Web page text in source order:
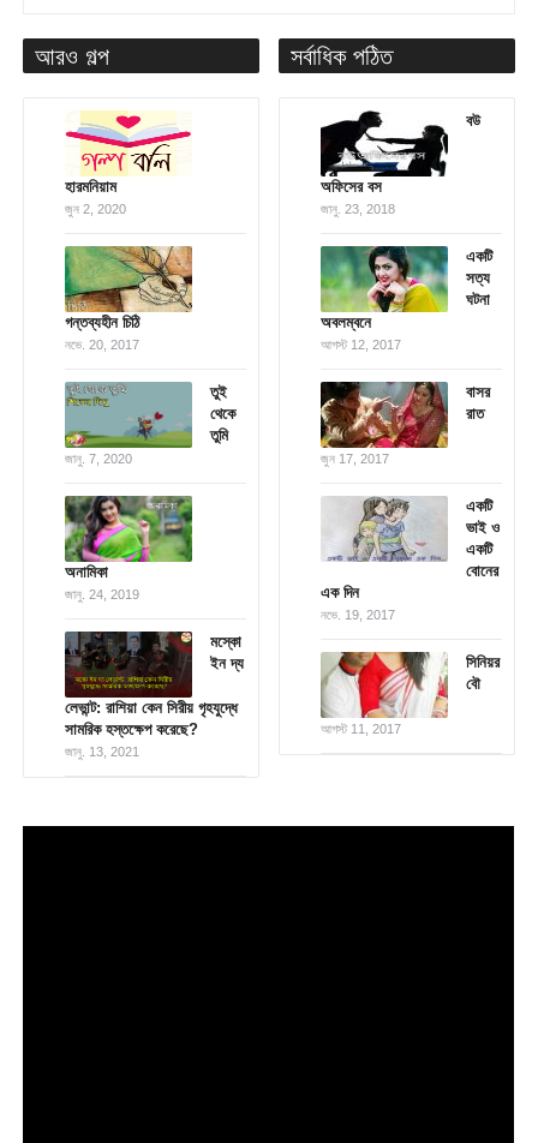
আরও গল্প
হারমনিয়াম
জুন 2, 2020
গন্তব্যহীন চিঠি
নভে. 20, 2017
তুই
থেকে
তুমি
জানু. 7, 2020
অনামিকা
জানু. 24, 2019
মস্কো
ইন দ্য
লেভান্ট: রাশিয়া কেন সিরীয় গৃহযুদ্ধে
সামরিক হস্তক্ষেপ করেছে?
জানু. 13, 2021
সর্বাধিক পঠিত
বউ
অফিসের বস
জানু. 23, 2018
একটি
সত্য
ঘটনা
অবলম্বনে
আগস্ট 12, 2017
বাসর
রাত
জুন 17, 2017
একটি
ভাই ও
একটি
বোনের
এক দিন
নভে. 19, 2017
সিনিয়র
বৌ
আগস্ট 11, 2017